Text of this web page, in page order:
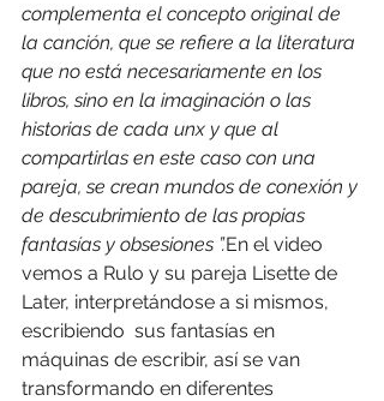
complementa el concepto original de
la canción, que se refiere a la literatura
que no está necesariamente en los
libros, sino en la imaginación o las
historias de cada unx y que al
compartirlas en este caso con una
pareja, se crean mundos de conexión y
de descubrimiento de las propias
fantasías y obsesiones ”.En el video
vemos a Rulo y su pareja Lisette de
Later, interpretándose a si mismos,
escribiendo  sus fantasías en
máquinas de escribir, así se van
transformando en diferentes